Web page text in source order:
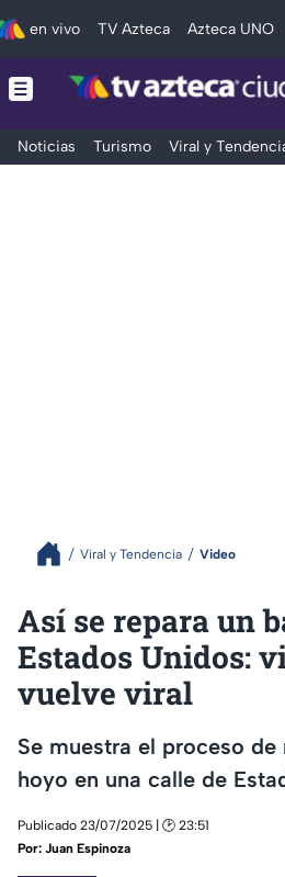
en vivo TV Azteca Azteca UNO
Noticias Turismo Viral y
Viral y Tendencia Video
Así se repara un
Estados Unidos:
vuelve viral
Se muestra el proceso
hoyo en una calle de
Publicado 23/07/2025 | 🕑 23:51
Por: Juan Espinoza